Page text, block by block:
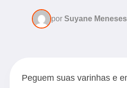
por Suyane Meneses
Peguem suas varinhas e